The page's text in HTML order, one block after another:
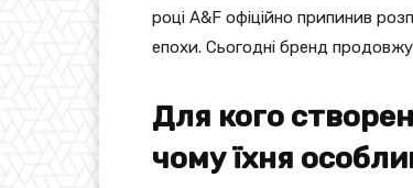
році A&F офіційно припинив
епохи. Сьогодні бренд
Для кого
чому їхня